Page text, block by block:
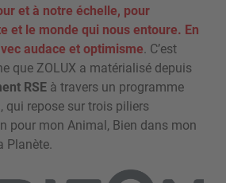
et à notre échelle, pour
et le monde qui nous entoure. En
audace et optimisme. C’est
que ZOLUX a matérialisé depuis
RSE à travers un programme
, qui repose sur trois piliers
pour mon Animal, Bien dans mon
Planète.